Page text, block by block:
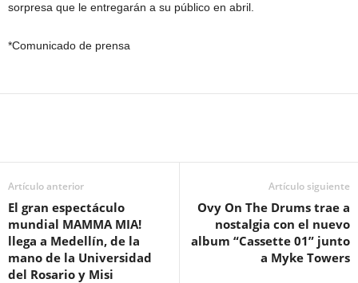
sorpresa que le entregarán a su público en abril.
*Comunicado de prensa
Artículo anterior
El gran espectáculo
mundial MAMMA MIA!
llega a Medellín, de la
mano de la Universidad
del Rosario y Misi
Artículo siguiente
Ovy On The Drums trae a
nostalgia con el nuevo
album “Cassette 01” junto
a Myke Towers